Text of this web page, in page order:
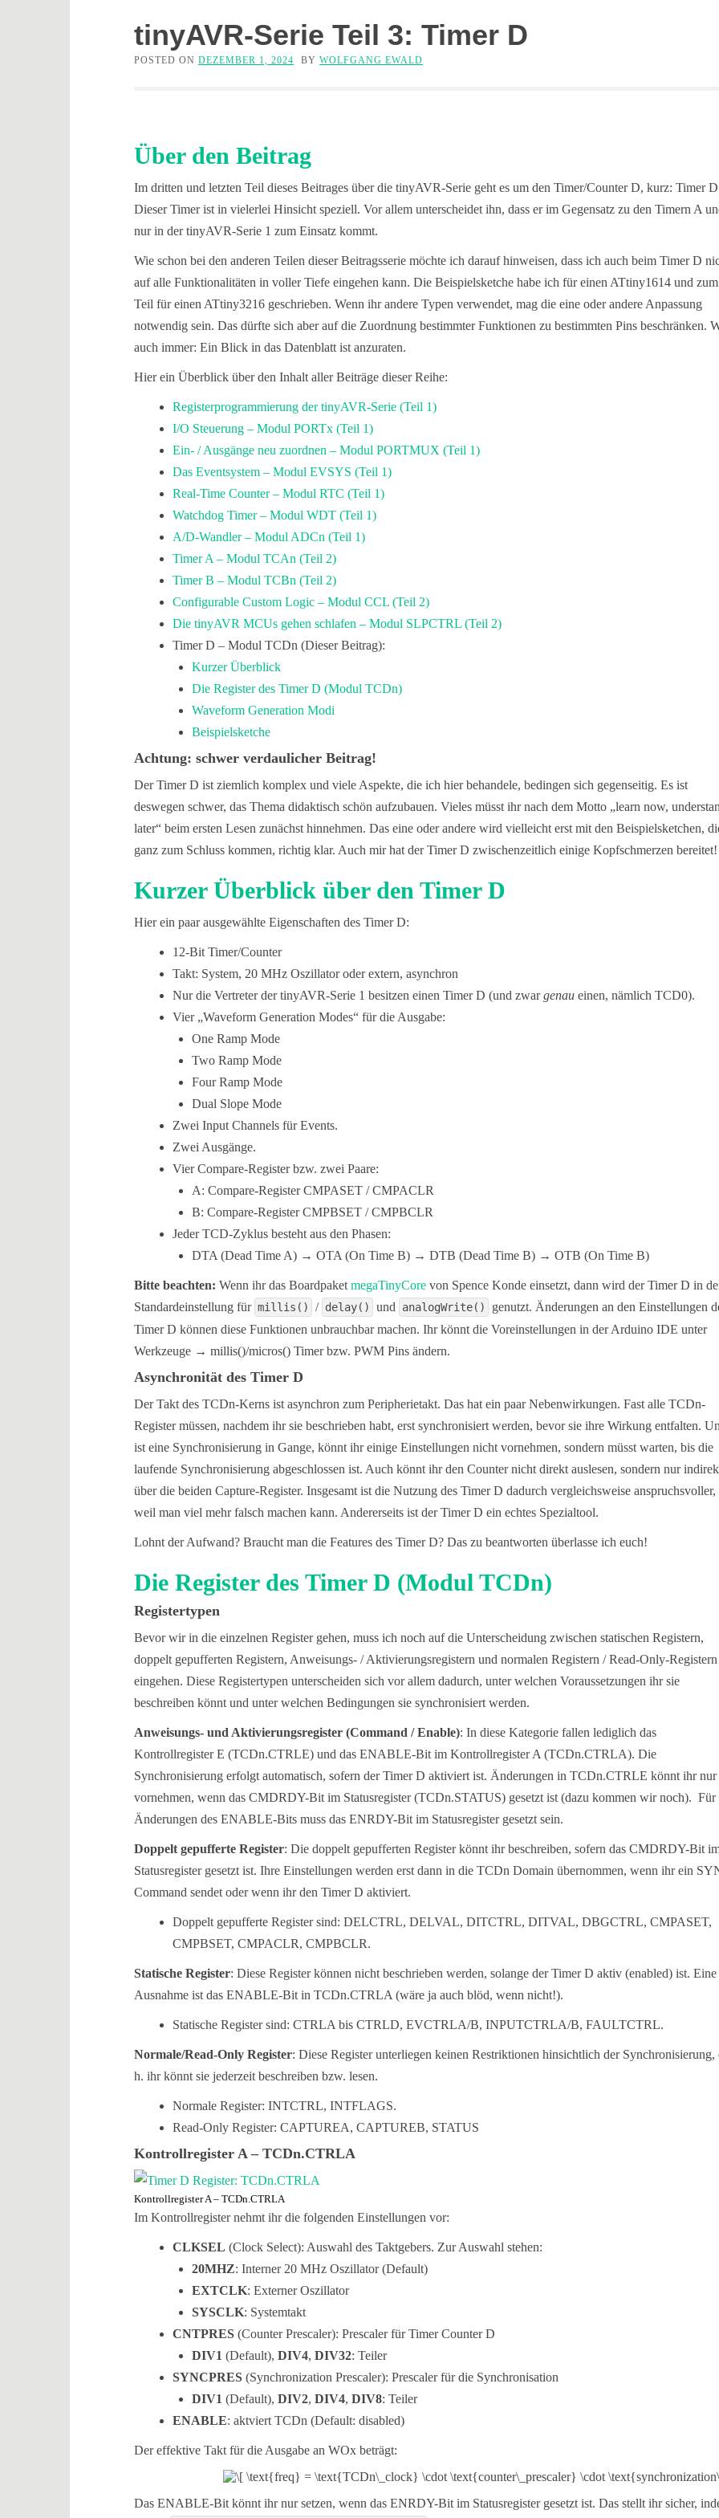
tinyAVR-Serie Teil 3: Timer D
POSTED ON DEZEMBER 1, 2024 BY WOLFGANG EWALD
Über den Beitrag
Im dritten und letzten Teil dieses Beitrages über die tinyAVR-Serie geht es um den Timer/Counter D, kurz: Timer
Dieser Timer ist in vielerlei Hinsicht speziell. Vor allem unterscheidet ihn, dass er im Gegensatz zu den Timern A
nur in der tinyAVR-Serie 1 zum Einsatz kommt.
Wie schon bei den anderen Teilen dieser Beitragsserie möchte ich darauf hinweisen, dass ich auch beim Timer D
auf alle Funktionalitäten in voller Tiefe eingehen kann. Die Beispielsketche habe ich für einen ATtiny1614 und zum
Teil für einen ATtiny3216 geschrieben. Wenn ihr andere Typen verwendet, mag die eine oder andere Anpassung
notwendig sein. Das dürfte sich aber auf die Zuordnung bestimmter Funktionen zu bestimmten Pins beschränken.
auch immer: Ein Blick in das Datenblatt ist anzuraten.
Hier ein Überblick über den Inhalt aller Beiträge dieser Reihe:
Registerprogrammierung der tinyAVR-Serie (Teil 1)
I/O Steuerung – Modul PORTx (Teil 1)
Ein- / Ausgänge neu zuordnen – Modul PORTMUX (Teil 1)
Das Eventsystem – Modul EVSYS (Teil 1)
Real-Time Counter – Modul RTC (Teil 1)
Watchdog Timer – Modul WDT (Teil 1)
A/D-Wandler – Modul ADCn (Teil 1)
Timer A – Modul TCAn (Teil 2)
Timer B – Modul TCBn (Teil 2)
Configurable Custom Logic – Modul CCL (Teil 2)
Die tinyAVR MCUs gehen schlafen – Modul SLPCTRL (Teil 2)
Timer D – Modul TCDn (Dieser Beitrag):
Kurzer Überblick
Die Register des Timer D (Modul TCDn)
Waveform Generation Modi
Beispielsketche
Achtung: schwer verdaulicher Beitrag!
Der Timer D ist ziemlich komplex und viele Aspekte, die ich hier behandele, bedingen sich gegenseitig. Es ist
deswegen schwer, das Thema didaktisch schön aufzubauen. Vieles müsst ihr nach dem Motto „learn now,
later“ beim ersten Lesen zunächst hinnehmen. Das eine oder andere wird vielleicht erst mit den Beispielsketchen,
ganz zum Schluss kommen, richtig klar. Auch mir hat der Timer D zwischenzeitlich einige Kopfschmerzen bereitet!
Kurzer Überblick über den Timer D
Hier ein paar ausgewählte Eigenschaften des Timer D:
12-Bit Timer/Counter
Takt: System, 20 MHz Oszillator oder extern, asynchron
Nur die Vertreter der tinyAVR-Serie 1 besitzen einen Timer D (und zwargenau einen, nämlich TCD0).
Vier „Waveform Generation Modes“ für die Ausgabe:
One Ramp Mode
Two Ramp Mode
Four Ramp Mode
Dual Slope Mode
Zwei Input Channels für Events.
Zwei Ausgänge.
Vier Compare-Register bzw. zwei Paare:
A: Compare-Register CMPASET / CMPACLR
B: Compare-Register CMPBSET / CMPBCLR
Jeder TCD-Zyklus besteht aus den Phasen:
DTA (Dead Time A) → OTA (On Time B) → DTB (Dead Time B) → OTB (On Time B)
Bitte beachten: Wenn ihr das Boardpaket megaTinyCore von Spence Konde einsetzt, dann wird der Timer D in
Standardeinstellung für millis() / delay() und analogWrite()
genutzt. Änderungen an den Einstellungen
Timer D können diese Funktionen unbrauchbar machen. Ihr könnt die Voreinstellungen in der Arduino IDE unter
Werkzeuge → millis()/micros() Timer bzw. PWM Pins ändern.
Asynchronität des Timer D
Der Takt des TCDn-Kerns ist asynchron zum Peripherietakt. Das hat ein paar Nebenwirkungen. Fast alle TCDn-
Register müssen, nachdem ihr sie beschrieben habt, erst synchronisiert werden, bevor sie ihre Wirkung entfalten.
ist eine Synchronisierung in Gange, könnt ihr einige Einstellungen nicht vornehmen, sondern müsst warten, bis die
laufende Synchronisierung abgeschlossen ist. Auch könnt ihr den Counter nicht direkt auslesen, sondern nur
über die beiden Capture-Register. Insgesamt ist die Nutzung des Timer D dadurch vergleichsweise anspruchsvoller,
weil man viel mehr falsch machen kann. Andererseits ist der Timer D ein echtes Spezialtool.
Lohnt der Aufwand? Braucht man die Features des Timer D? Das zu beantworten überlasse ich euch!
Die Register des Timer D (Modul TCDn)
Registertypen
Bevor wir in die einzelnen Register gehen, muss ich noch auf die Unterscheidung zwischen statischen Registern,
doppelt gepufferten Registern, Anweisungs- / Aktivierungsregistern und normalen Registern / Read-Only-Registern
eingehen. Diese Registertypen unterscheiden sich vor allem dadurch, unter welchen Voraussetzungen ihr sie
beschreiben könnt und unter welchen Bedingungen sie synchronisiert werden.
Anweisungs- und Aktivierungsregister (Command / Enable): In diese Kategorie fallen lediglich das
Kontrollregister E (TCDn.CTRLE) und das ENABLE-Bit im Kontrollregister A (TCDn.CTRLA). Die
Synchronisierung erfolgt automatisch, sofern der Timer D aktiviert ist. Änderungen in TCDn.CTRLE könnt ihr nur
vornehmen, wenn das CMDRDY-Bit im Statusregister (TCDn.STATUS) gesetzt ist (dazu kommen wir noch). Für
Änderungen des ENABLE-Bits muss das ENRDY-Bit im Statusregister gesetzt sein.
Doppelt gepufferte Register: Die doppelt gepufferten Register könnt ihr beschreiben, sofern das CMDRDY-Bit
Statusregister gesetzt ist. Ihre Einstellungen werden erst dann in die TCDn Domain übernommen, wenn ihr ein
Command sendet oder wenn ihr den Timer D aktiviert.
Doppelt gepufferte Register sind: DELCTRL, DELVAL, DITCTRL, DITVAL, DBGCTRL, CMPASET,
CMPBSET, CMPACLR, CMPBCLR.
Statische Register: Diese Register können nicht beschrieben werden, solange der Timer D aktiv (enabled) ist. Eine
Ausnahme ist das ENABLE-Bit in TCDn.CTRLA (wäre ja auch blöd, wenn nicht!).
Statische Register sind: CTRLA bis CTRLD, EVCTRLA/B, INPUTCTRLA/B, FAULTCTRL.
Normale/Read-Only Register: Diese Register unterliegen keinen Restriktionen hinsichtlich der Synchronisierung,
h. ihr könnt sie jederzeit beschreiben bzw. lesen.
Normale Register: INTCTRL, INTFLAGS.
Read-Only Register: CAPTUREA, CAPTUREB, STATUS
Kontrollregister A – TCDn.CTRLA
Kontrollregister A – TCDn.CTRLA
Im Kontrollregister nehmt ihr die folgenden Einstellungen vor:
CLKSEL (Clock Select): Auswahl des Taktgebers. Zur Auswahl stehen:
20MHZ: Interner 20 MHz Oszillator (Default)
EXTCLK: Externer Oszillator
SYSCLK: Systemtakt
CNTPRES (Counter Prescaler): Prescaler für Timer Counter D
DIV1 (Default), DIV4, DIV32: Teiler
SYNCPRES (Synchronization Prescaler): Prescaler für die Synchronisation
DIV1 (Default), DIV2, DIV4, DIV8: Teiler
ENABLE: aktviert TCDn (Default: disabled)
Der effektive Takt für die Ausgabe an WOx beträgt:
Das ENABLE-Bit könnt ihr nur setzen, wenn das ENRDY-Bit im Statusregister gesetzt ist. Das stellt ihr sicher,